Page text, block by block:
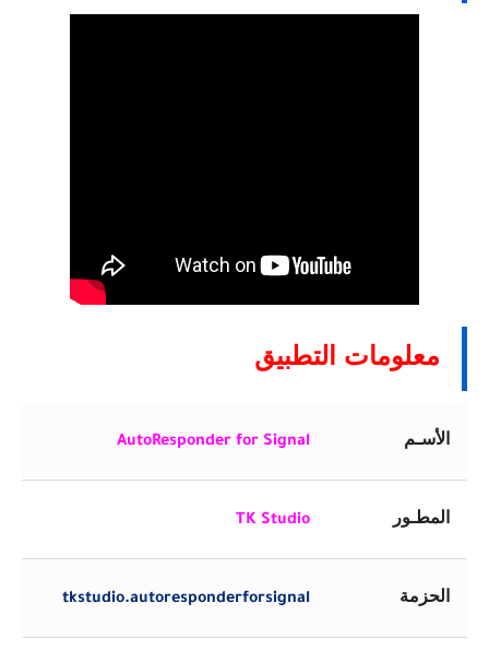
معلومات التطبيق
الأسـم AutoResponder for Signal
المطـور TK Studio
الحزمة tkstudio.autoresponderforsignal